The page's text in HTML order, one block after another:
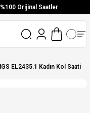
Orijinal Saatler
EL2435.1 Kadın Kol Saati